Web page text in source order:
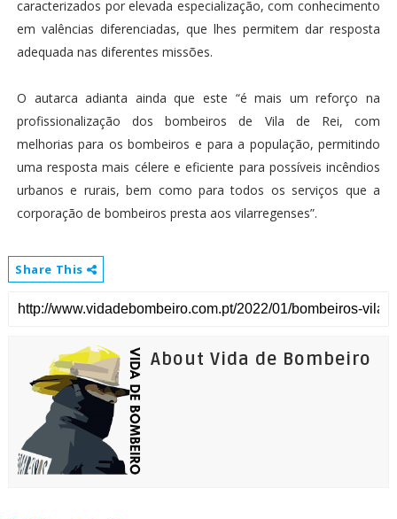
caracterizados por elevada especialização, com conhecimento
em valências diferenciadas, que lhes permitem dar resposta
adequada nas diferentes missões.
O autarca adianta ainda que este “é mais um reforço na
profissionalização dos bombeiros de Vila de Rei, com
melhorias para os bombeiros e para a população, permitindo
uma resposta mais célere e eficiente para possíveis incêndios
urbanos e rurais, bem como para todos os serviços que a
corporação de bombeiros presta aos vilarregenses”.
Share This
About Vida de Bombeiro